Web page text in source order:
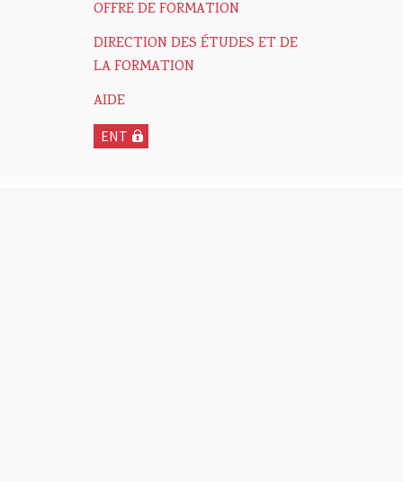
OFFRE DE FORMATION
DIRECTION DES ÉTUDES ET DE
LA FORMATION
AIDE
ENT